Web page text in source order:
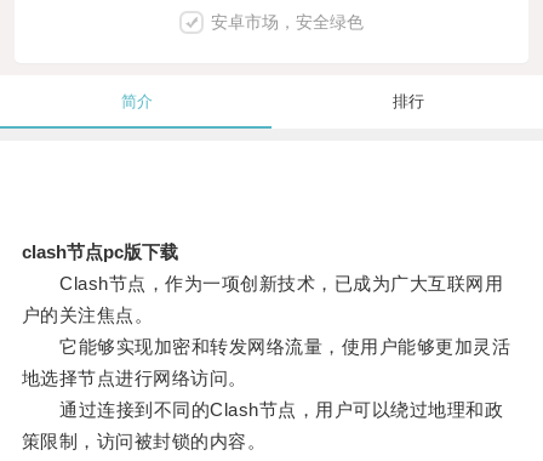
安卓市场，安全绿色
简介 排行
clash节点pc版下载
Clash节点，作为一项创新技术，已成为广大互联网用
户的关注焦点。
它能够实现加密和转发网络流量，使用户能够更加灵活
地选择节点进行网络访问。
通过连接到不同的Clash节点，用户可以绕过地理和政
策限制，访问被封锁的内容。